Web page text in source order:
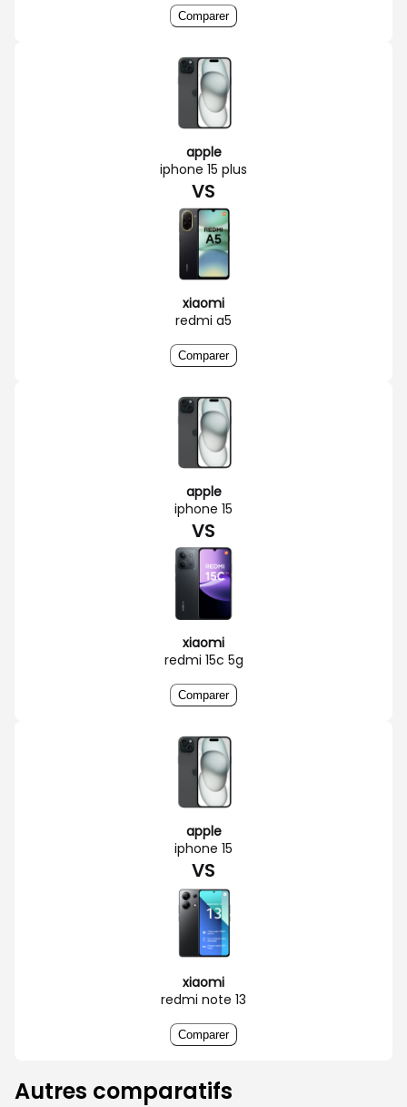
Comparer
apple
iphone 15 plus
VS
xiaomi
redmi a5
Comparer
apple
iphone 15
VS
xiaomi
redmi 15c 5g
Comparer
apple
iphone 15
VS
xiaomi
redmi note 13
Comparer
Autres comparatifs